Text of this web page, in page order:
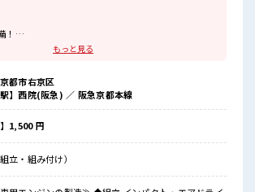
！
お金貯めたい方にも向いてます！！
で高収入が目指せちゃう♪
ても興味があれば安心して応募できちゃう！
るより安く住めちゃうかも？
付きなので初期費用も節約できる☆
自由な雰囲気の職場≫
なければ基本的に自由！
制服アリ≫
日の服装の悩み解消♪
もっと見る
都市右京区
駅】西院(阪急) ／ 阪急京都本線
】1,500 円
立・組み付け）